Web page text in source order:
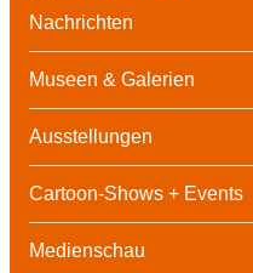
Nachrichten
Museen & Galerien
Ausstellungen
Cartoon-Shows + Events
Medienschau